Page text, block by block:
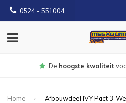
0524 - 551004
Gratis
Home
Afbouwdeel IVY Pact 3-